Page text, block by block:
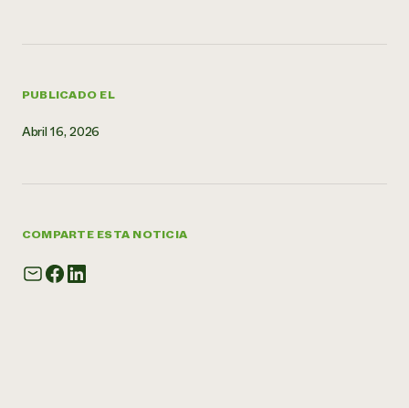
Llame a la
PUBLICADO EL
Abril 16, 2026
COMPARTE ESTA NOTICIA